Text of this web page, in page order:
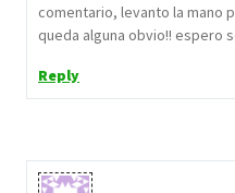
comentario, levanto la mano
queda alguna obvio!! espero
Reply